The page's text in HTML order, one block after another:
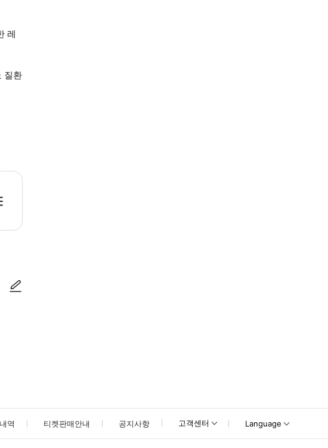
레
질환
호도를 미리 알려야 합니다. * 소요시간 : 240분 (옵션에 따라 소요 시간이 다를 수 있으니,
역 티켓판매안내 공지사항 고객센터 Language